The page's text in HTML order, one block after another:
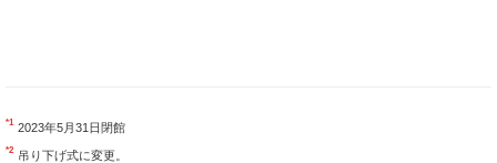
*1 2023年5月31日閉館
*2 吊り下げ式に変更。